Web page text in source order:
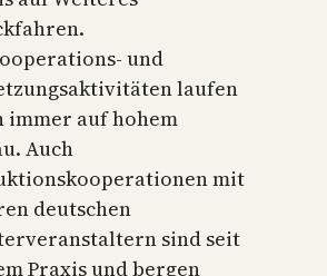
und
laufen
immer auf hohem
Auch
mit
deutschen
sind seit
Praxis und bergen